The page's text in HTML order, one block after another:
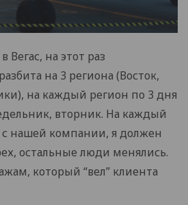
Вегас, на этот раз
на 3 региона (Восток,
на каждый регион по 3 дня
вторник. На каждый
с нашей компании, я должен
остальные люди менялись.
который “вел” клиента